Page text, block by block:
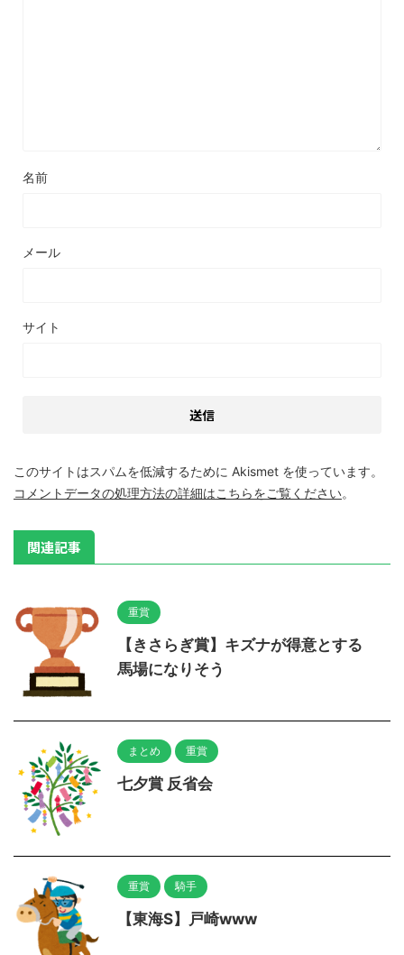
名前
メール
サイト
このサイトはスパムを低減するために Akismet を使っています。
コメントデータの処理方法の詳細はこちらをご覧ください。
関連記事
重賞
【きさらぎ賞】キズナが得意とする
馬場になりそう
まとめ 重賞
七夕賞 反省会
重賞 騎手
【東海S】戸崎www